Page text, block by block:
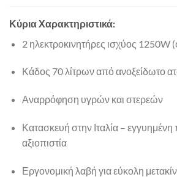
Κύρια Χαρακτηριστικά:
2 ηλεκτροκινητήρες ισχύος 1250W
Κάδος 70 λίτρων από ανοξείδωτο
Αναρρόφηση υγρών και στερεών
Κατασκευή στην Ιταλία – εγγυημένη
αξιοπιστία
Εργονομική λαβή για εύκολη